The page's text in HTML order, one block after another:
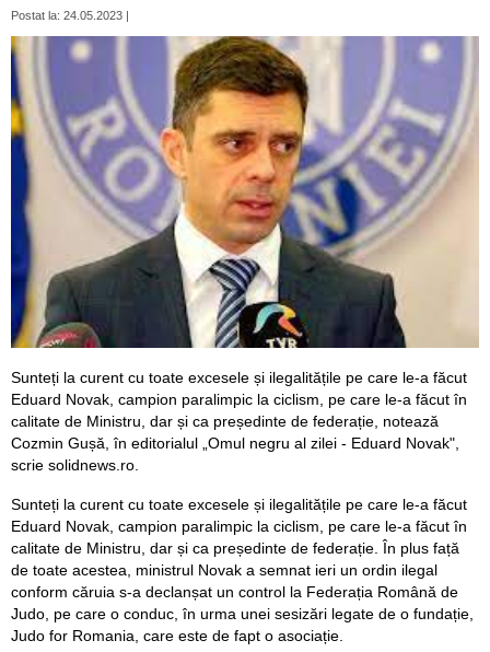
Postat la: 24.05.2023 |
Sunteți la curent cu toate excesele și ilegalitățile pe care le-a făcut
Eduard Novak, campion paralimpic la ciclism, pe care le-a făcut în
calitate de Ministru, dar și ca președinte de federație, notează
Cozmin Gușă, în editorialul „Omul negru al zilei - Eduard Novak",
scrie solidnews.ro.
Sunteți la curent cu toate excesele și ilegalitățile pe care le-a făcut
Eduard Novak, campion paralimpic la ciclism, pe care le-a făcut în
calitate de Ministru, dar și ca președinte de federație. În plus față
de toate acestea, ministrul Novak a semnat ieri un ordin ilegal
conform căruia s-a declanșat un control la Federația Română de
Judo, pe care o conduc, în urma unei sesizări legate de o fundație,
Judo for Romania, care este de fapt o asociație.